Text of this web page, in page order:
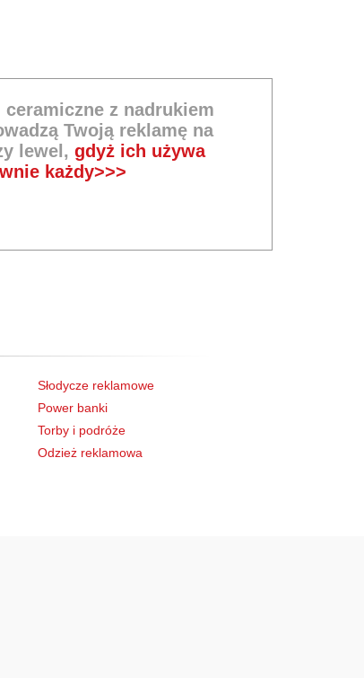
ceramiczne z nadrukiem
Twoją reklamę na
lewel,gdyż ich używa
każdy>>>
Słodycze reklamowe
Power banki
Torby i podróże
Odzież reklamowa